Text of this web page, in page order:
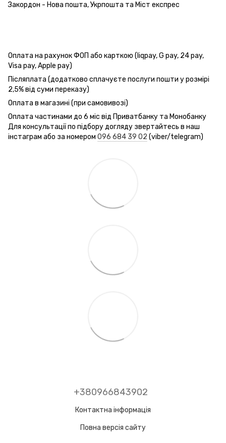
Закордон - Нова пошта, Укрпошта та Міст експрес
Оплата на рахунок ФОП або карткою (liqpay, G pay, 24 pay,
Visa pay, Apple pay)
Післяплата (додатково сплачуєте послуги пошти у розмірі
2,5% від суми переказу)
Оплата в магазині (при самовивозі)
Оплата частинами до 6 міс від Приватбанку та Монобанку
Для консультації по підбору догляду звертайтесь в наш
інстаграм або за номером 096 684 39 02 (viber/telegram)
+380966843902
Контактна інформація
Повна версія сайту